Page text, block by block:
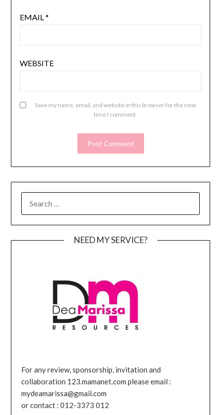
EMAIL*
WEBSITE
Save my name, email, and website in this browser for the next
time I comment.
NEED MY SERVICE?
For any review, sponsorship, invitation and
collaboration 123.mamanet.com please email :
mydeamarissa@gmail.com
or contact : 012-3373 012